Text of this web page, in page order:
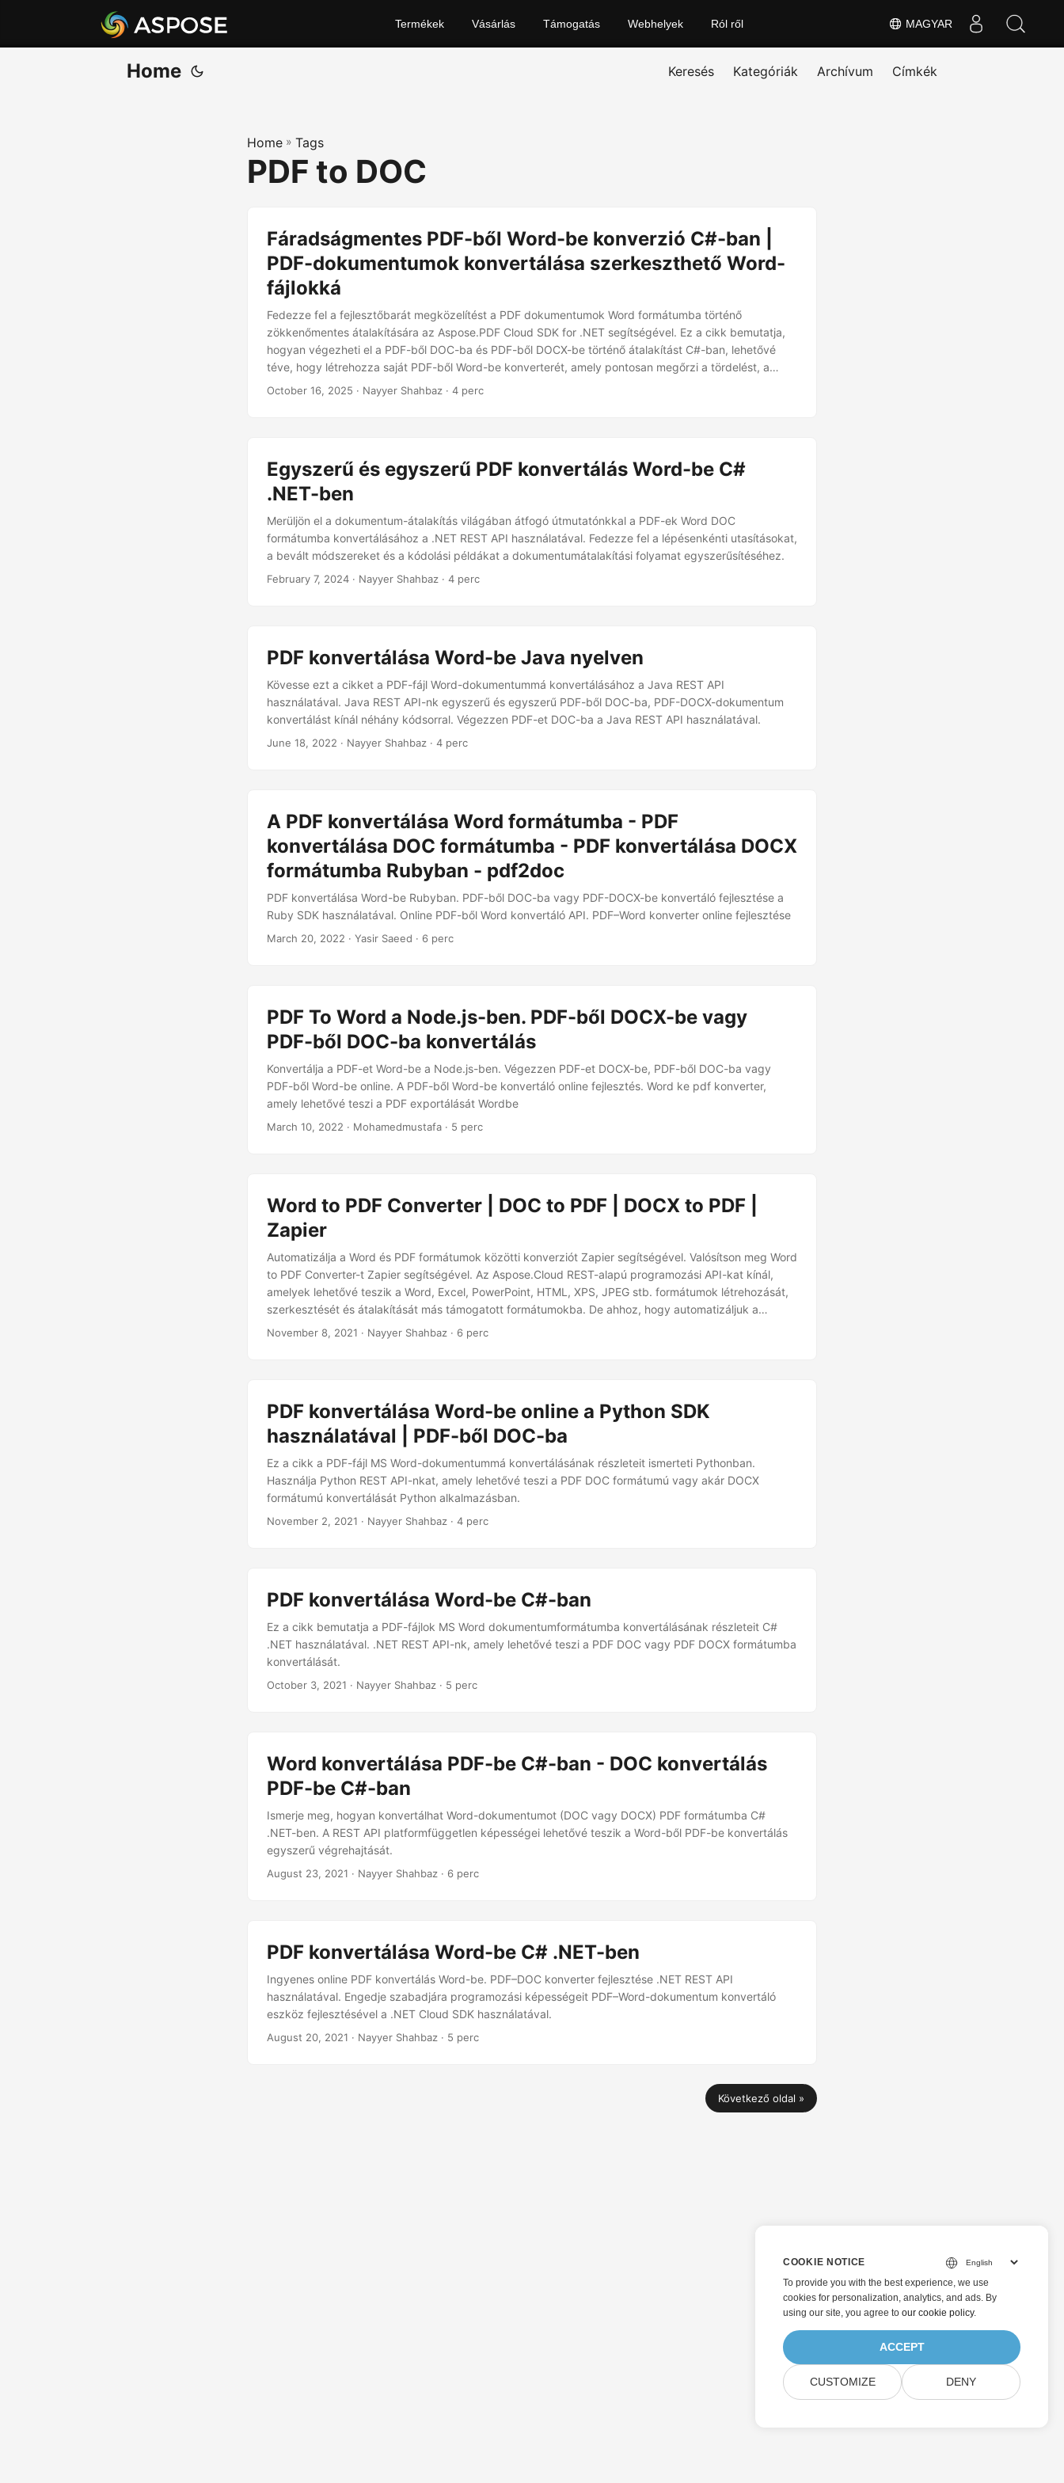
MAGYAR
Termékek Vásárlás Támogatás Webhelyek Ról ről
Home Keresés Kategóriák Archívum Címkék
Home » Tags
PDF to DOC
Fáradságmentes PDF-ből Word-be konverzió C#-ban |
PDF-dokumentumok konvertálása szerkeszthető Word-
fájlokká
Fedezze fel a fejlesztőbarát megközelítést a PDF dokumentumok Word formátumba történő
zökkenőmentes átalakítására az Aspose.PDF Cloud SDK for .NET segítségével. Ez a cikk bemutatja,
hogyan végezheti el a PDF-ből DOC-ba és PDF-ből DOCX-be történő átalakítást C#-ban, lehetővé
téve, hogy létrehozza saját PDF-ből Word-be konverterét, amely pontosan megőrzi a tördelést, a
formázást és a tartalmat.
October 16, 2025 · Nayyer Shahbaz · 4 perc
Egyszerű és egyszerű PDF konvertálás Word-be C#
.NET-ben
Merüljön el a dokumentum-átalakítás világában átfogó útmutatónkkal a PDF-ek Word DOC
formátumba konvertálásához a .NET REST API használatával. Fedezze fel a lépésenkénti utasításokat,
a bevált módszereket és a kódolási példákat a dokumentumátalakítási folyamat egyszerűsítéséhez.
February 7, 2024 · Nayyer Shahbaz · 4 perc
PDF konvertálása Word-be Java nyelven
Kövesse ezt a cikket a PDF-fájl Word-dokumentummá konvertálásához a Java REST API
használatával. Java REST API-nk egyszerű és egyszerű PDF-ből DOC-ba, PDF-DOCX-dokumentum
konvertálást kínál néhány kódsorral. Végezzen PDF-et DOC-ba a Java REST API használatával.
June 18, 2022 · Nayyer Shahbaz · 4 perc
A PDF konvertálása Word formátumba - PDF
konvertálása DOC formátumba - PDF konvertálása DOCX
formátumba Rubyban - pdf2doc
PDF konvertálása Word-be Rubyban. PDF-ből DOC-ba vagy PDF-DOCX-be konvertáló fejlesztése a
Ruby SDK használatával. Online PDF-ből Word konvertáló API. PDF–Word konverter online fejlesztése
March 20, 2022 · Yasir Saeed · 6 perc
PDF To Word a Node.js-ben. PDF-ből DOCX-be vagy
PDF-ből DOC-ba konvertálás
Konvertálja a PDF-et Word-be a Node.js-ben. Végezzen PDF-et DOCX-be, PDF-ből DOC-ba vagy
PDF-ből Word-be online. A PDF-ből Word-be konvertáló online fejlesztés. Word ke pdf konverter,
amely lehetővé teszi a PDF exportálását Wordbe
March 10, 2022 · Mohamedmustafa · 5 perc
Word to PDF Converter | DOC to PDF | DOCX to PDF |
Zapier
Automatizálja a Word és PDF formátumok közötti konverziót Zapier segítségével. Valósítson meg Word
to PDF Converter-t Zapier segítségével. Az Aspose.Cloud REST-alapú programozási API-kat kínál,
amelyek lehetővé teszik a Word, Excel, PowerPoint, HTML, XPS, JPEG stb. formátumok létrehozását,
szerkesztését és átalakítását más támogatott formátumokba. De ahhoz, hogy automatizáljuk a
dokumentumok átalakítási folyamatát, kínálunk egy Word to PDF konverter alkalmazást a Zapier-en,
November 8, 2021 · Nayyer Shahbaz · 6 perc
PDF konvertálása Word-be online a Python SDK
használatával | PDF-ből DOC-ba
Ez a cikk a PDF-fájl MS Word-dokumentummá konvertálásának részleteit ismerteti Pythonban.
Használja Python REST API-nkat, amely lehetővé teszi a PDF DOC formátumú vagy akár DOCX
formátumú konvertálását Python alkalmazásban.
November 2, 2021 · Nayyer Shahbaz · 4 perc
PDF konvertálása Word-be C#-ban
Ez a cikk bemutatja a PDF-fájlok MS Word dokumentumformátumba konvertálásának részleteit C#
.NET használatával. .NET REST API-nk, amely lehetővé teszi a PDF DOC vagy PDF DOCX formátumba
konvertálását.
October 3, 2021 · Nayyer Shahbaz · 5 perc
Word konvertálása PDF-be C#-ban - DOC konvertálás
PDF-be C#-ban
Ismerje meg, hogyan konvertálhat Word-dokumentumot (DOC vagy DOCX) PDF formátumba C#
.NET-ben. A REST API platformfüggetlen képességei lehetővé teszik a Word-ből PDF-be konvertálás
egyszerű végrehajtását.
August 23, 2021 · Nayyer Shahbaz · 6 perc
PDF konvertálása Word-be C# .NET-ben
Ingyenes online PDF konvertálás Word-be. PDF–DOC konverter fejlesztése .NET REST API
használatával. Engedje szabadjára programozási képességeit PDF–Word-dokumentum konvertáló
eszköz fejlesztésével a .NET Cloud SDK használatával.
August 20, 2021 · Nayyer Shahbaz · 5 perc
Következő oldal »
COOKIE NOTICE
To provide you with the best experience, we use
cookies for personalization, analytics, and ads. By
using our site, you agree to our cookie policy.
ACCEPT
CUSTOMIZE DENY